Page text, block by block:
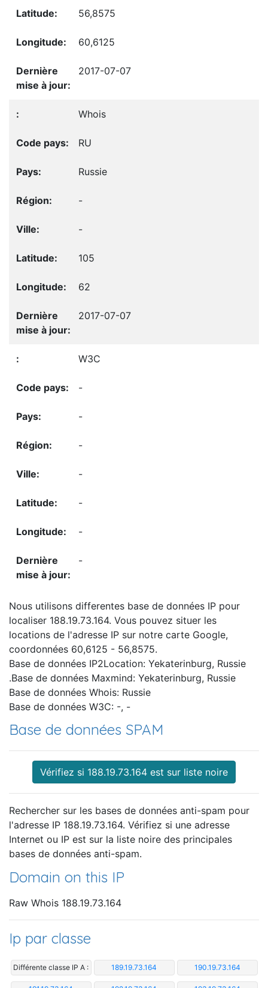
56,8575
60,6125
2017-07-07
Whois
RU
Russie
-
-
105
62
2017-07-07
W3C
-
-
-
-
-
-
-
Nous utilisons differentes base de données IP pour
localiser 188.19.73.164. Vous pouvez situer les
locations de l'adresse IP sur notre carte Google,
coordonnées 60,6125 - 56,8575.
Base de données IP2Location: Yekaterinburg, Russie
.Base de données Maxmind: Yekaterinburg, Russie
Base de données Whois: Russie
Base de données W3C: -, -
Base de données SPAM
Vérifiez si 188.19.73.164 est sur liste noire
Rechercher sur les bases de données anti-spam pour
l'adresse IP 188.19.73.164. Vérifiez si une adresse
Internet ou IP est sur la liste noire des principales
bases de données anti-spam.
Domain on this IP
Raw Whois 188.19.73.164
Ip par classe
Différente classe IP A : 189.19.73.164 190.19.73.164